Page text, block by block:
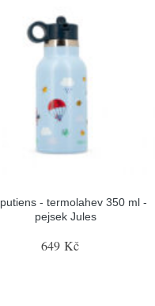
- termolahev 350 ml -
pejsek Jules
649 Kč